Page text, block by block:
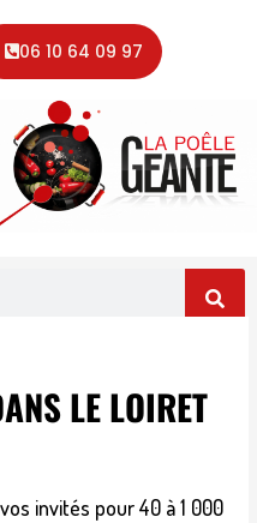
06 10 64 09 97
LE LOIRET
invités pour 40 à 1 000